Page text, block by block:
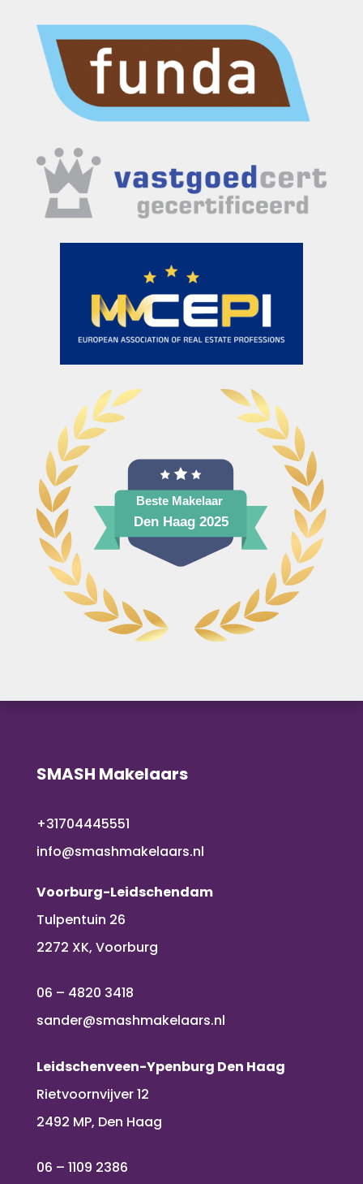
SMASH Makelaars
+31704445551
info@smashmakelaars.nl
Voorburg-Leidschendam
Tulpentuin 26
2272 XK, Voorburg
06 – 4820 3418
sander@smashmakelaars.nl
Leidschenveen-Ypenburg Den Haag
Rietvoornvijver 12
2492 MP, Den Haag
06 – 1109 2386